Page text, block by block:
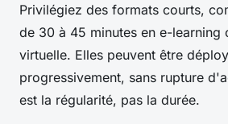
Privilégiez des formats courts,
de 30 à 45 minutes en e-learning
virtuelle. Elles peuvent être
progressivement, sans rupture
est la régularité, pas la durée.